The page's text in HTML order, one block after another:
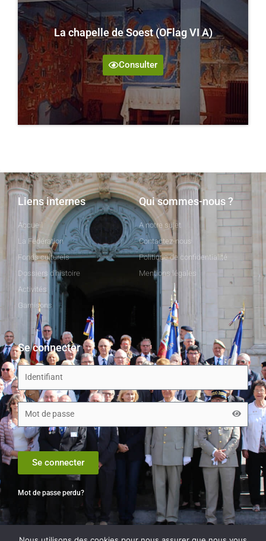
La chapelle de Soest (OFlag VI A)
Consulter
Liens internes
Accueil
La Fédération
Fonds culturels
Dossiers d'histoire
Activités
Garnisons
Qui sommes-nous ?
A notre sujet
Contactez-nous
Politique de confidentialité
Mentions légales
Se connecter
Se connecter
Mot de passe perdu?